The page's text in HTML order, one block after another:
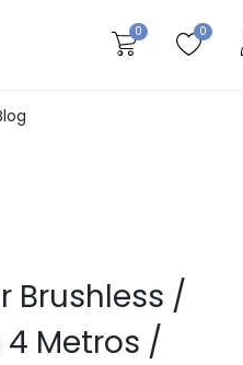
0 0
Brushless /
4 Metros /